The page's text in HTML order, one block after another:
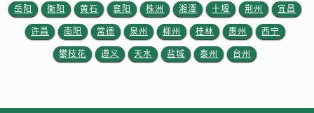
江西省新余市渝水区北湖西路售后服务中心（需提前预约）
江西省宜春市袁州区中山中路售后服务中心（需提前预约）
岳阳 衡阳 黄石 襄阳 株洲 湘潭 十堰 荆州 宜昌
许昌 南阳 常德 泉州 柳州 桂林 惠州 西宁
攀枝花 遵义 天水 盐城 泰州 台州